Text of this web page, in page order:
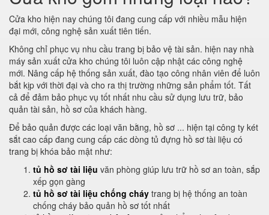
Cửa kho hiện nay chúng tôi đang cung cấp với nhiều mẫu hiện
đại mới, công nghệ sản xuất tiên tiến.
Không chỉ phục vụ nhu cầu trang bị bảo vệ tài sản. hiện nay nhà
máy sản xuất cửa kho chúng tôi luôn cập nhật các công nghệ
mới. Nâng cấp hệ thống sản xuất, đào tạo công nhân viên để luôn
bắt kịp với thời đại và cho ra thị trường những sản phẩm tốt. Tất
cả để đảm bảo phục vụ tốt nhất nhu cầu sử dụng lưu trữ, bảo
quản tài sản, hồ sơ của khách hàng.
Để bảo quản được các loại văn bằng, hồ sơ ... hiện tại công ty két
sắt cao cấp đang cung cấp các dòng tủ đựng hồ sơ tài liệu có
trang bị khóa bảo mật như:
tủ hồ sơ tài liệu văn phòng giúp lưu trữ hồ sơ an toàn, sắp
xếp gọn gàng
tủ hồ sơ tài liệu chống cháy trang bị hệ thống an toàn
chống cháy bảo quản hồ sơ tốt nhất